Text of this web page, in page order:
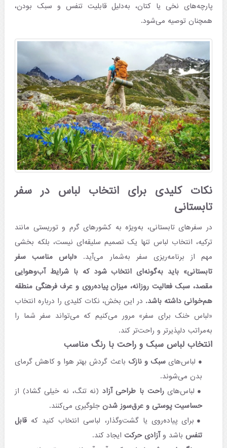
پارچه‌های نخی یا کتان، به‌دلیل قابلیت تنفس و سبک بودن،
همچنان توصیه می‌شود.
نکات کلیدی برای انتخاب لباس در سفر
تابستانی
در سفرهای تابستانی، به‌ویژه به کشورهای گرم و توریستی مانند
ترکیه، انتخاب لباس تنها یک تصمیم سلیقه‌ای نیست، بلکه بخشی
مهم از برنامه‌ریزی سفر به‌شمار می‌آید. «لباس مناسب سفر
تابستانی» باید به‌گونه‌ای انتخاب شود که با شرایط آب‌وهوایی
مقصد، سبک فعالیت روزانه، میزان پیاده‌روی و عرف فرهنگی منطقه
هم‌خوانی داشته باشد. در این بخش، نکات کلیدی را درباره انتخاب
«لباس خنک برای سفر» مرور می‌کنیم که می‌تواند سفر شما را
به‌مراتب دلپذیرتر و راحت‌تر کند.
انتخاب لباس سبک و راحت با رنگ مناسب
لباس‌هایسبک و نازک باعث گردش بهتر هوا و کاهش گرمای
بدن می‌شوند.
لباس‌هایراحت با طراحی آزاد (نه تنگ، نه خیلی گشاد) از
حساسیت پوستی و عرق‌سوز شدنجلوگیری می‌کنند.
برای پیاده‌روی یا گشت‌وگذار، لباسی انتخاب کنید کهقابل
تنفسباشد وآزادی حرکتایجاد کند.